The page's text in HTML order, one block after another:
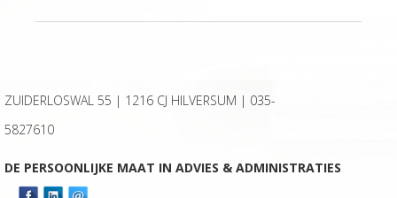
ZUIDERLOSWAL 55 | 1216 CJ HILVERSUM | 035-
5827610
DE PERSOONLIJKE MAAT IN ADVIES & ADMINISTRATIES